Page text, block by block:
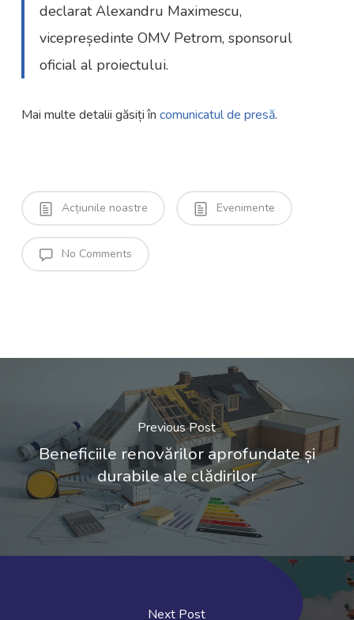
declarat Alexandru Maximescu,
vicepreședinte OMV Petrom, sponsorul
oficial al proiectului.
Mai multe detalii găsiți în comunicatul de presă.
Acțiunile noastre Evenimente
No Comments
Previous Post
Beneficiile renovărilor aprofundate și
durabile ale clădirilor
Next Post